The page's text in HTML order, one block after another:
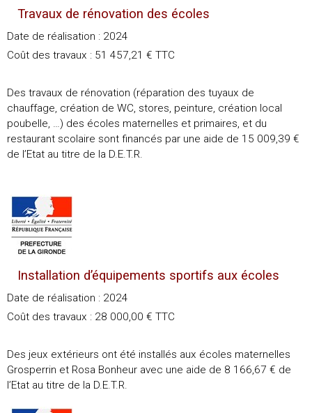
Travaux de rénovation des écoles
Date de réalisation : 2024
Coût des travaux : 51 457,21 € TTC
Des travaux de rénovation (réparation des tuyaux de
chauffage, création de WC, stores, peinture, création local
poubelle, …) des écoles maternelles et primaires, et du
restaurant scolaire sont financés par une aide de 15 009,39 €
de l’Etat au titre de la D.E.T.R.
Installation d’équipements sportifs aux écoles
Date de réalisation : 2024
Coût des travaux : 28 000,00 € TTC
Des jeux extérieurs ont été installés aux écoles maternelles
Grosperrin et Rosa Bonheur avec une aide de 8 166,67 € de
l’Etat au titre de la D.E.T.R.